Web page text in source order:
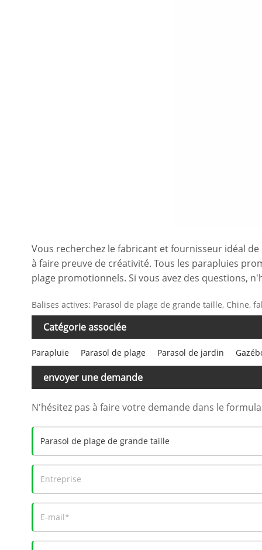
Vous recherchez le fabricant et fournisseur idéal
à faire preuve de créativité. Tous les parapluies
plage promotionnels. Si vous avez des questions,
Balises actives: Parasol de plage de grande taille, Chine,
Catégorie associée
Parapluie Parasol de plage Parasol de jardin
envoyer une demande
N'hésitez pas à faire votre demande dans le